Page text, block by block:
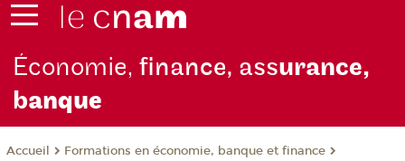
Économie,finance, assurance,
banque
Accueil
Formations en économie, banque et finance